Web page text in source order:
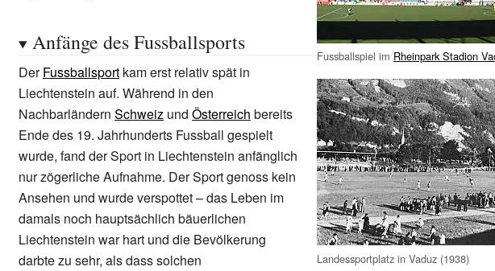
Fussballspiel im Rheinpark Stadion
Anfänge des Fussballsports
Landessportplatz in Vaduz (1938)
DerFussballsport kam erst relativ spät in
Liechtenstein auf. Während in den
Nachbarländern Schweiz und Österreich bereits
Ende des 19. Jahrhunderts Fussball gespielt
wurde, fand der Sport in Liechtenstein anfänglich
nur zögerliche Aufnahme. Der Sport genoss kein
Ansehen und wurde verspottet – das Leben im
damals noch hauptsächlich bäuerlichen
Liechtenstein war hart und die Bevölkerung
darbte zu sehr, als dass solchen